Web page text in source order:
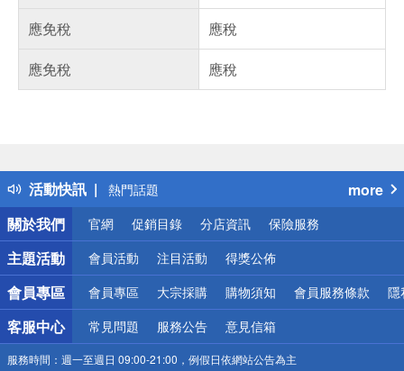
應免稅
應稅
應免稅
應稅
活動快訊
得獎公告
熱門話題
銀行優惠
偏遠地區配送
詐騙網頁！請小心！
more
關於我們
官網 促銷目錄 分店資訊 保險服務
主題活動 會員活動 注目活動 得獎公佈
會員專區 會員專區 大宗採購 購物須知 會員服務條款 隱
客服中心 常見問題 服務公告 意見信箱
服務時間： 週一至週日 09:00-21:00，例假日依網站公告為主